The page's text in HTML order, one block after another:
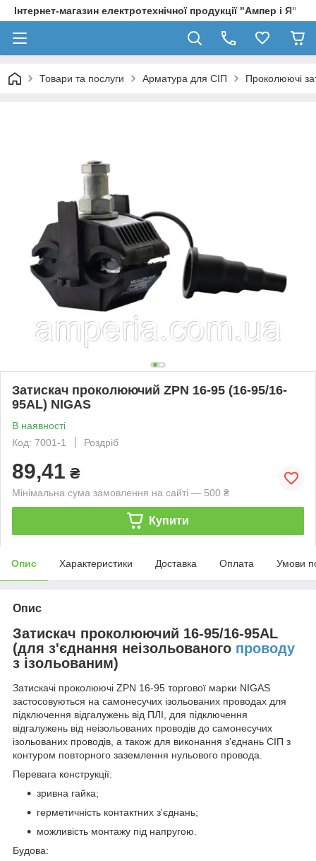
Інтернет-магазин електротехнічної продукції "Ампер і Я"
Товари та послуги Арматура для СІП Проколюючі
Затискач проколюючий ZPN 16-95 (16-95/16-
95AL) NIGAS
В наявності
Код: 7001-1
Роздріб
89,41 ₴
Мінімальна сума замовлення на сайті — 500 ₴
Купити
Опис Характеристики Доставка Оплата Умови
Опис
Затискач проколюючий 16-95/16-95AL
(для з'єднання неізольованого проводу
з ізольованим)
Затискачі проколюючі ZPN 16-95 торгової марки NIGAS
застосовуються на самонесучих ізольованих проводах для
підключення відгалужень від ПЛІ, для підключення
відгалужень від неізольованих проводів до самонесучих
ізольованих проводів, а також для виконання з'єднань СІП з
контуром повторного заземлення нульового провода.
Перевага конструкції:
зривна гайка;
герметичність контактних з'єднань;
можливість монтажу під напругою.
Будова: